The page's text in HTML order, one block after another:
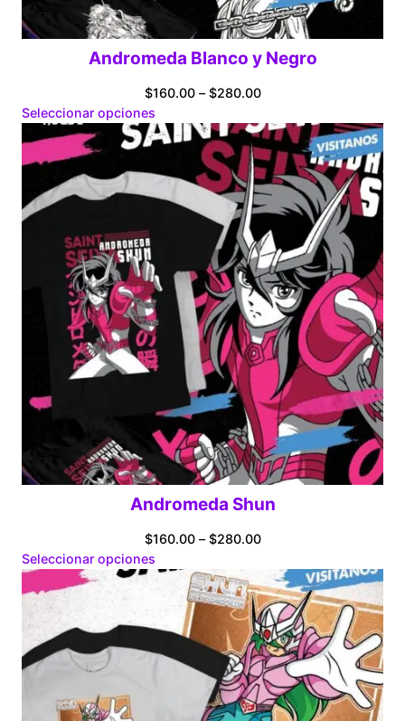
Andromeda Blanco y Negro
$160.00 – $280.00Price
$160.00
through
$280.00
Seleccionar opciones
Andromeda Shun
$160.00 – $280.00Price
$160.00
through
$280.00
Seleccionar opciones